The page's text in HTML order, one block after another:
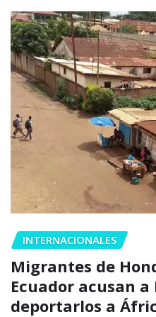
INTERNACIONALES
Migrantes de
Ecuador acusan a
deportarlos a